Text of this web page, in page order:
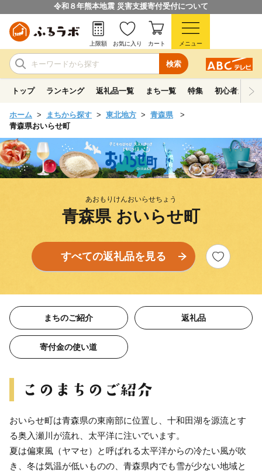
令和８年熊本地震 災害支援寄付受付について
検索
上限額 お気に入り カート メニュー
トップ ランキング 返礼品一覧 まち一覧 特集 初心者ガイド
ホーム まちから探す 東北地方
青森県
青森県おいらせ町
あおもりけんおいらせちょう
青森県 おいらせ町
すべての返礼品を見る
まちのご紹介 返礼品
寄付金の使い道
おいらせ町は青森県の東南部に位置し、十和田湖を源流とす
る奥入瀬川が流れ、太平洋に注いでいます。
夏は偏東風（ヤマセ）と呼ばれる太平洋からの冷たい風が吹
き、冬は気温が低いものの、青森県内でも雪が少ない地域と